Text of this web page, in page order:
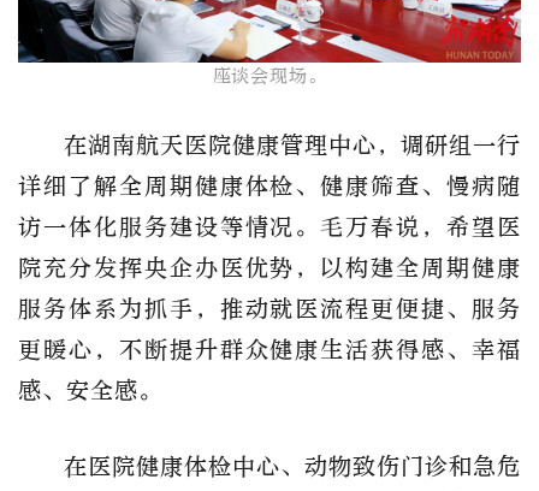
​座谈会现场。
在湖南航天医院健康管理中心， 调研组一行
详细了解全周期健康体检、健康筛查、慢病随
访一体化服务建设等情况。 毛万春说，希望医
院充分发挥央企办医优势，以构建全周期健康
服务体系为抓手，推动就医流程更便捷、服务
更暖心，不断提升群众健康生活获得感、幸福
感、 安全感。
在医院健康体检中心、动物致伤门诊和急危